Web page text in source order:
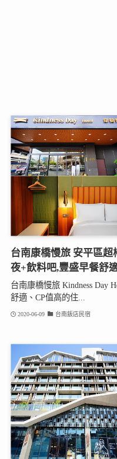
台南康橋慢旅 安平區超
夜+飲料吧,豐盛早餐舒
台南康橋慢旅 Kindness Day
舒適、CP值高的住...
2020-06-09 台南飯店民宿